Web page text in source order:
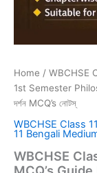
Home / WBCHSE
1st Semester
দৰ্শন MCQ’s নোটস্
WBCHSE Class
11 Bengali
WBCHSE